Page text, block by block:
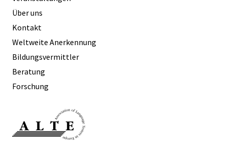
Über uns
Kontakt
Weltweite Anerkennung
Bildungsvermittler
Beratung
Forschung